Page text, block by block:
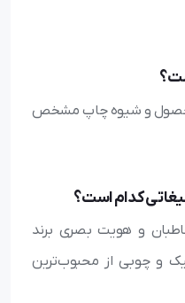
محصول و شیوه چاپ مشخص
کدام است؟
و هویت بصری برند
و چوبی از محبوب‌ترین